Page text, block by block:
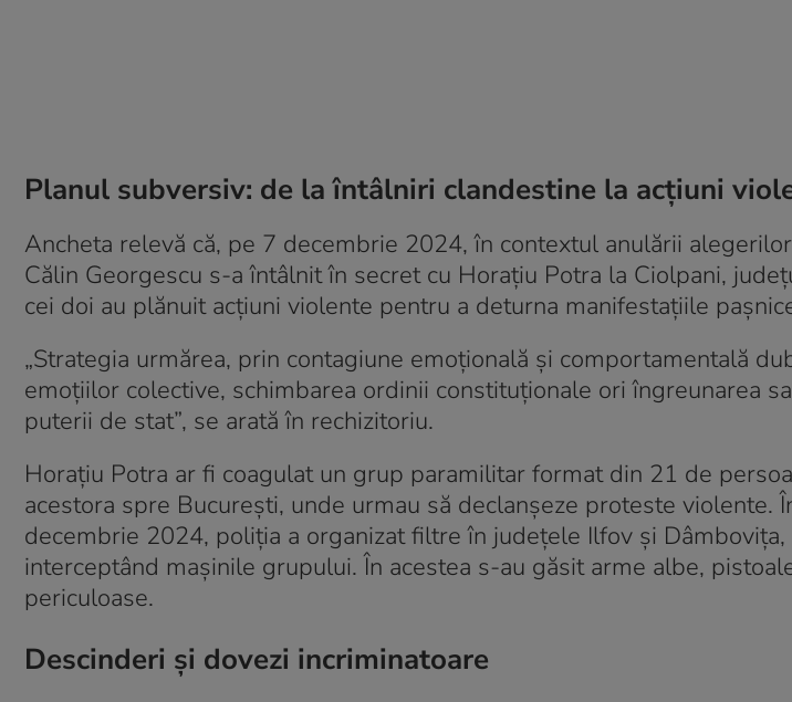
Planul subversiv: de la întâlniri clandestine la acţiuni
Ancheta relevă că, pe 7 decembrie 2024, în contextul anulării
Călin Georgescu s-a întâlnit în secret cu Horaţiu Potra la Ciolpani,
cei doi au plănuit acţiuni violente pentru a deturna manifestaţiile
„Strategia urmărea, prin contagiune emoţională şi comportamentală
emoţiilor colective, schimbarea ordinii constituţionale ori îngreunarea
puterii de stat”, se arată în rechizitoriu.
Horaţiu Potra ar fi coagulat un grup paramilitar format din 21 de
acestora spre Bucureşti, unde urmau să declanşeze proteste violente.
decembrie 2024, poliţia a organizat filtre în judeţele Ilfov şi
interceptând maşinile grupului. În acestea s-au găsit arme albe,
periculoase.
Descinderi şi dovezi incriminatoare